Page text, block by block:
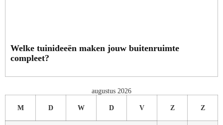
Welke tuinideeën maken jouw buitenruimte
compleet?
augustus 2026
M D W D V Z Z